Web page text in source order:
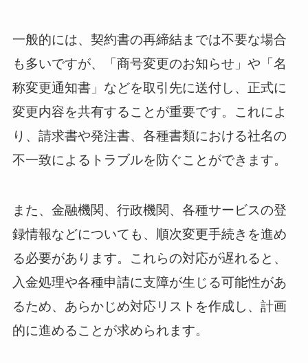
一般的には、契約書の再締結までは不要な場合
も多いですが、「商号変更のお知らせ」や「名
称変更通知書」などを取引先に送付し、正式に
変更内容を共有することが重要です。これによ
り、請求書や発注書、各種書類における社名の
不一致によるトラブルを防ぐことができます。
また、金融機関、行政機関、各種サービスの登
録情報などについても、順次変更手続きを進め
る必要があります。これらの対応が遅れると、
入金処理や各種申請に支障が生じる可能性があ
るため、あらかじめ対応リストを作成し、計画
的に進めることが求められます。